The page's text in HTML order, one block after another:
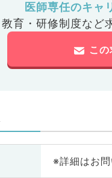
医師専任のキャ
教育・研修制度など
こ
※詳細はお